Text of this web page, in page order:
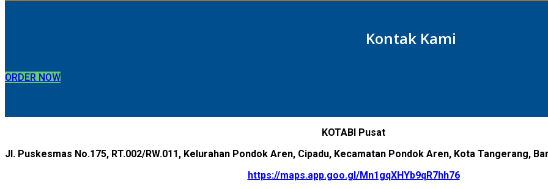
Kontak Kami
ORDER NOW
KOTABI Pusat
Jl. Puskesmas No.175, RT.002/RW.011, Kelurahan Pondok Aren, Cipadu, Kecamatan Pondok Aren, Kota Tangerang,
https://maps.app.goo.gl/Mn1gqXHYb9qR7hh76